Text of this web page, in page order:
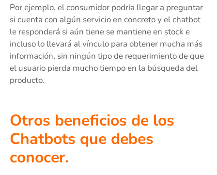
Por ejemplo, el consumidor podría llegar a preguntar
si cuenta con algún servicio en concreto y el chatbot
le responderá si aún tiene se mantiene en stock e
incluso lo llevará al vínculo para obtener mucha más
información, sin ningún tipo de requerimiento de que
el usuario pierda mucho tiempo en la búsqueda del
producto.
Otros beneficios de los
Chatbots que debes
conocer.